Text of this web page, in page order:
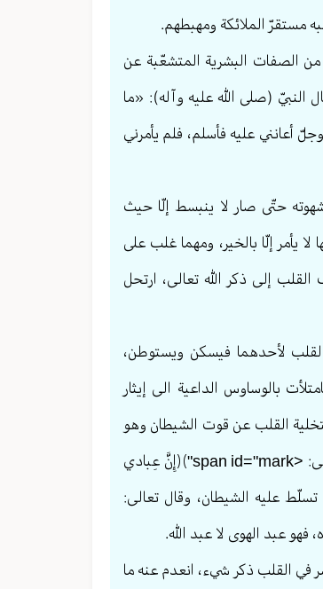
مستقرّ الملائكة ومهبطهم.
الصفات البشرية المتشعّبة عن
النبيّ (صلى الله عليه وآله): «ما
أعانني عليه فأسلم، فلم يأمرني
شهوته حتّى صار لا ينبسط إلّا حيث
يأمر إلّا بالخير، ومهما غلب على
إلى ذكر الله تعالی، ارتحل
لأحدهما فيسكن ويستوطن،
بالوساوس الداعية الى إيثار
بتخلية القلب عن قوت الشيطان وهو
الهوى والشهوات، وعمارته بذكر الله، إذ هو مطرح أثر الملائكة، ولذلك قال الله تعالی: <span id="mark"﴾﴿إِنَّ عِبادي
عليه الشيطان، وقال تعالی:
في القلب ذكر شيء، انعدم عنه ما